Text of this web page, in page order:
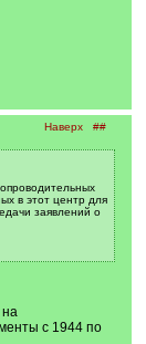
Наверх ##
в этот центр для
заявлений о
с 1944 по